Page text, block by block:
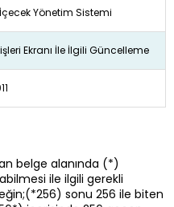
Yönetim Sistemi
Ekranı İle İlgili Güncelleme
belge alanında (*)
ile ilgili gerekli
sonu 256 ile biten